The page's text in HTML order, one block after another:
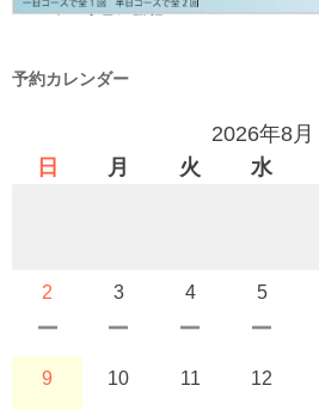
予約カレンダー
2026年8月
日
月 火 水
2 3 4 5
9 10 11 12